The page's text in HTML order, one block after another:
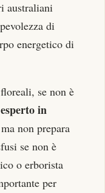
australiani
di
energetico di
se non è
esperto in
non prepara
se non è
o erborista
per